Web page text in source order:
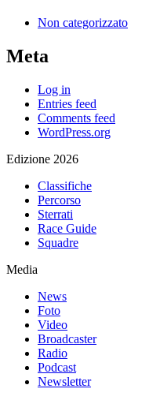
Non categorizzato
Meta
Log in
Entries feed
Comments feed
WordPress.org
Edizione 2026
Classifiche
Percorso
Sterrati
Race Guide
Squadre
Media
News
Foto
Video
Broadcaster
Radio
Podcast
Newsletter